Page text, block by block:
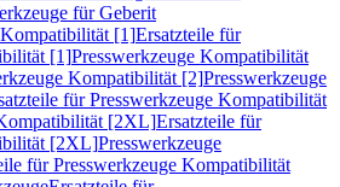
für Geberit
[1]Ersatzteile für
[1]Presswerkzeuge Kompatibilität
Kompatibilität [2]Presswerkzeuge
für Presswerkzeuge Kompatibilität
[2XL]Ersatzteile für
[2XL]Presswerkzeuge
für Presswerkzeuge Kompatibilität